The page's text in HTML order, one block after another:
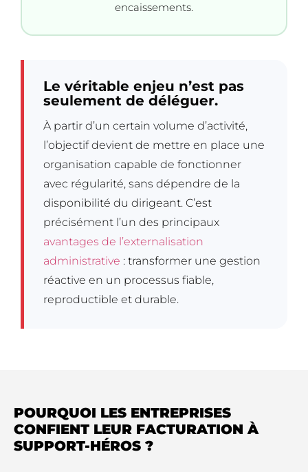
encaissements.
Le véritable enjeu n’est pas
seulement de déléguer.
À partir d’un certain volume d’activité,
l’objectif devient de mettre en place une
organisation capable de fonctionner
avec régularité, sans dépendre de la
disponibilité du dirigeant. C’est
précisément l’un des principaux
avantages de l’externalisation
administrative : transformer une gestion
réactive en un processus fiable,
reproductible et durable.
POURQUOI LES ENTREPRISES
CONFIENT LEUR FACTURATION À
SUPPORT-HÉROS ?